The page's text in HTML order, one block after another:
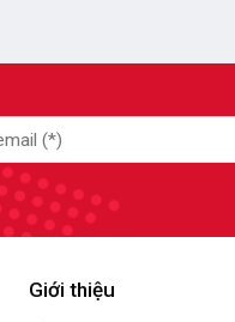
Giới thiệu